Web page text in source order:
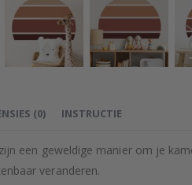
een geweldige manier om je
veranderen.
(0) INSTRUCTIE